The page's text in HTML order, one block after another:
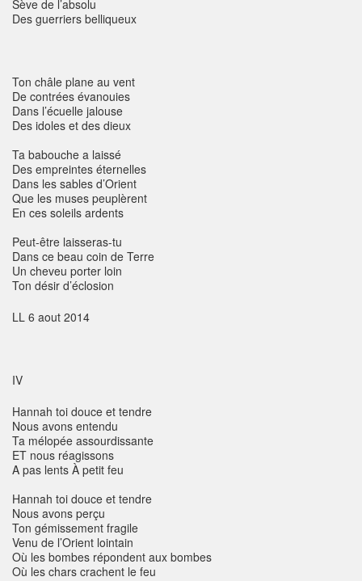
Sève de l’absolu
Des guerriers belliqueux
Ton châle plane au vent
De contrées évanouies
Dans l’écuelle jalouse
Des idoles et des dieux
Ta babouche a laissé
Des empreintes éternelles
Dans les sables d’Orient
Que les muses peuplèrent
En ces soleils ardents
Peut-être laisseras-tu
Dans ce beau coin de Terre
Un cheveu porter loin
Ton désir d’éclosion
LL 6 aout 2014
IV
Hannah toi douce et tendre
Nous avons entendu
Ta mélopée assourdissante
ET nous réagissons
A pas lents À petit feu
Hannah toi douce et tendre
Nous avons perçu
Ton gémissement fragile
Venu de l’Orient lointain
Où les bombes répondent aux bombes
Où les chars crachent le feu